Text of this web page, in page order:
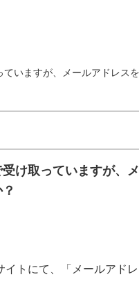
いますが、メールアドレス
け取っていますが、
トにて、「メールアド